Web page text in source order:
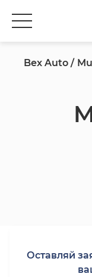
Bex Auto
Оставляй